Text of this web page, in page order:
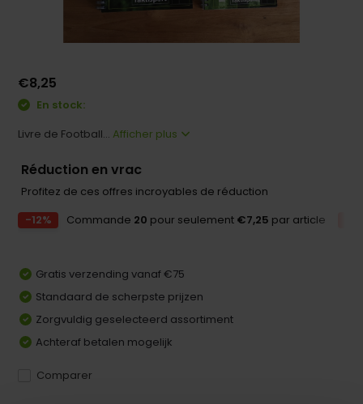
€8,25
En stock:
Livre de Football... Afficher plus
Réduction en vrac
Profitez de ces offres incroyables de réduction
-12%
Commande 20 pour seulement €7,25 par article
Gratis verzending vanaf €75
Standaard de scherpste prijzen
Zorgvuldig geselecteerd assortiment
Achteraf betalen mogelijk
Comparer